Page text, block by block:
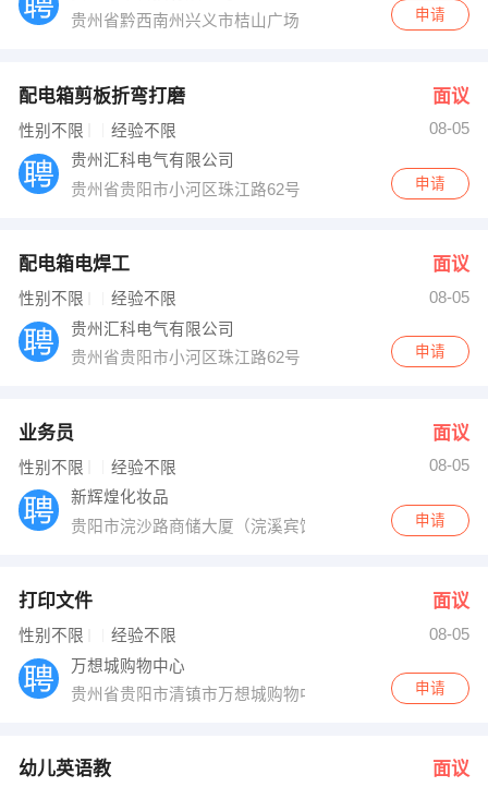
贵州省黔西南州兴义市桔山广场
申请
配电箱剪板折弯打磨 面议
性别不限 经验不限
08-05
贵州汇科电气有限公司
贵州省贵阳市小河区珠江路62号
申请
配电箱电焊工 面议
性别不限 经验不限
08-05
贵州汇科电气有限公司
贵州省贵阳市小河区珠江路62号
申请
业务员 面议
性别不限 经验不限
08-05
新辉煌化妆品
贵阳市浣沙路商储大厦（浣溪宾馆）20楼辉煌美业
申请
打印文件 面议
性别不限 经验不限
08-05
万想城购物中心
贵州省贵阳市清镇市万想城购物中心
申请
幼儿英语教 面议